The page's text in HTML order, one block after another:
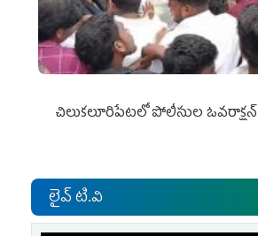
చిలుక‌లూరిపేట‌లో పోలీసుల ఓవ‌రాక్ష‌న్‌
లైవ్ టి.వి